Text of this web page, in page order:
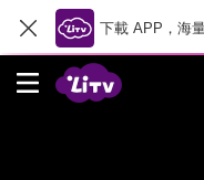
下載 APP，海